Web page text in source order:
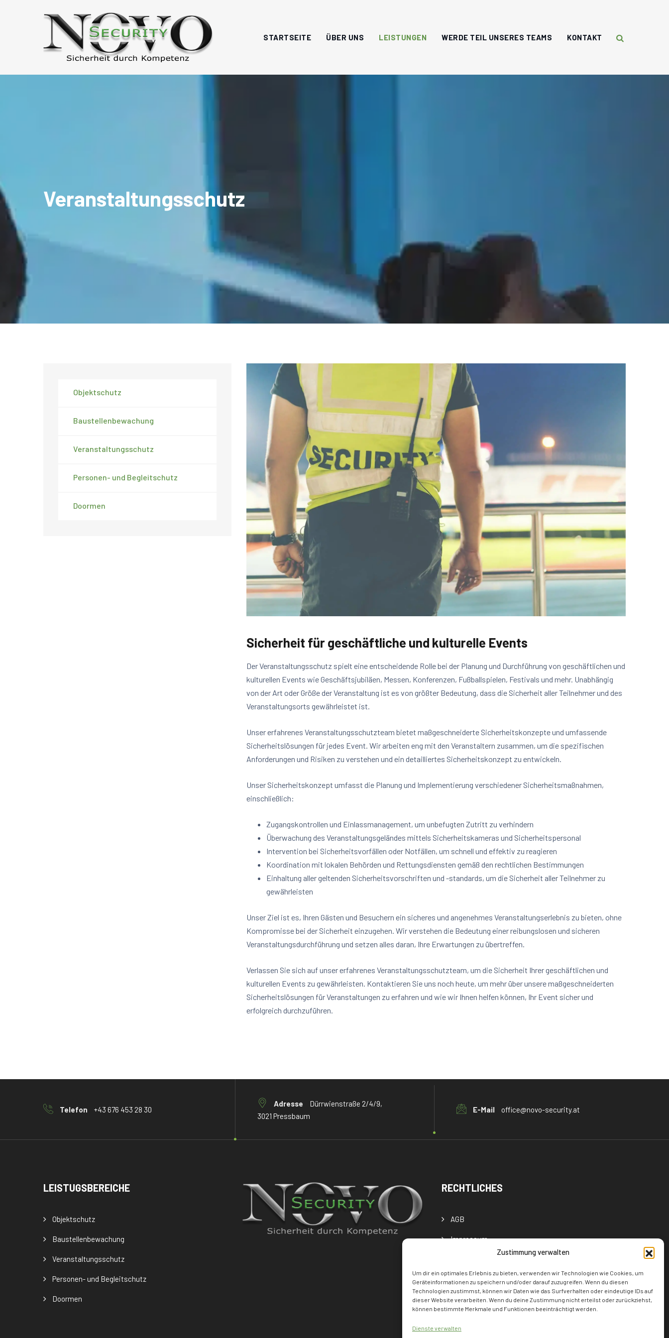
Zustimmung verwalten
Um dir ein optimales Erlebnis zu bieten, verwenden wir Technologien wie Cookies, um
Geräteinformationen zu speichern und/oder darauf zuzugreifen. Wenn du diesen
Technologien zustimmst, können wir Daten wie das Surfverhalten oder eindeutige IDs auf
dieser Website verarbeiten. Wenn du deine Zustimmung nicht erteilst oder zurückziehst,
können bestimmte Merkmale und Funktionen beeinträchtigt werden.
Dienste verwalten
STARTSEITE ÜBER UNS LEISTUNGEN WERDE TEIL UNSERES TEAMS KONTAKT
Veranstaltungsschutz
Sicherheit für geschäftliche und kulturelle Events
Der Veranstaltungsschutz spielt eine entscheidende Rolle bei der Planung und Durchführung von geschäftlichen und
kulturellen Events wie Geschäftsjubiläen, Messen, Konferenzen, Fußballspielen, Festivals und mehr. Unabhängig
von der Art oder Größe der Veranstaltung ist es von größter Bedeutung, dass die Sicherheit aller Teilnehmer und des
Veranstaltungsorts gewährleistet ist.
Unser erfahrenes Veranstaltungsschutzteam bietet maßgeschneiderte Sicherheitskonzepte und umfassende
Sicherheitslösungen für jedes Event. Wir arbeiten eng mit den Veranstaltern zusammen, um die spezifischen
Anforderungen und Risiken zu verstehen und ein detailliertes Sicherheitskonzept zu entwickeln.
Unser Sicherheitskonzept umfasst die Planung und Implementierung verschiedener Sicherheitsmaßnahmen,
einschließlich:
Zugangskontrollen und Einlassmanagement, um unbefugten Zutritt zu verhindern
Überwachung des Veranstaltungsgeländes mittels Sicherheitskameras und Sicherheitspersonal
Intervention bei Sicherheitsvorfällen oder Notfällen, um schnell und effektiv zu reagieren
Koordination mit lokalen Behörden und Rettungsdiensten gemäß den rechtlichen Bestimmungen
Einhaltung aller geltenden Sicherheitsvorschriften und -standards, um die Sicherheit aller Teilnehmer zu
gewährleisten
Unser Ziel ist es, Ihren Gästen und Besuchern ein sicheres und angenehmes Veranstaltungserlebnis zu bieten, ohne
Kompromisse bei der Sicherheit einzugehen. Wir verstehen die Bedeutung einer reibungslosen und sicheren
Veranstaltungsdurchführung und setzen alles daran, Ihre Erwartungen zu übertreffen.
Verlassen Sie sich auf unser erfahrenes Veranstaltungsschutzteam, um die Sicherheit Ihrer geschäftlichen und
kulturellen Events zu gewährleisten. Kontaktieren Sie uns noch heute, um mehr über unsere maßgeschneiderten
Sicherheitslösungen für Veranstaltungen zu erfahren und wie wir Ihnen helfen können, Ihr Event sicher und
erfolgreich durchzuführen.
Objektschutz
Baustellenbewachung
Veranstaltungsschutz
Personen- und Begleitschutz
Doormen
Telefon +43 676 453 28 30
Adresse
Dürrwienstraße 2/4/9,
3021 Pressbaum
E-Mail office@novo-security.at
LEISTUGSBEREICHE
Objektschutz
Baustellenbewachung
Veranstaltungsschutz
Personen- und Begleitschutz
Doormen
RECHTLICHES
AGB
Impressum
Datenschutzerklärung